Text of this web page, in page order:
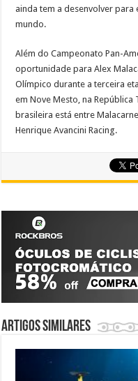
ainda tem a desenvolver
mundo.
Além do Campeonato Pan-
oportunidade para Alex
Olímpico durante a terceira
em Nove Mesto, na República
brasileira está entre
Henrique Avancini Racing.
Artigos similares